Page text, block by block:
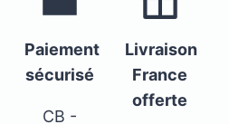
Paiement
sécurisé
CB -
Livraison
France
offerte